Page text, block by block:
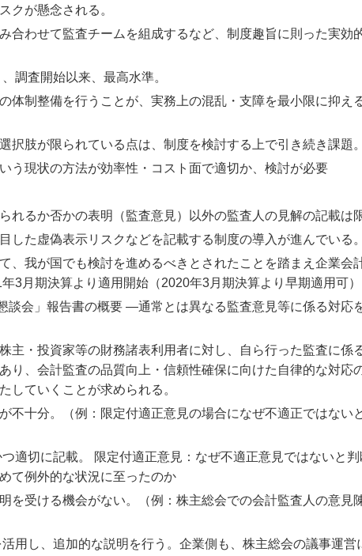
クが懸念される。
合わせて監査チームを組成するなど、制度趣旨に則った実効
調査開始以来、最高水準。
体制整備を行うことが、実務上の混乱・支障を最小限に抑え
択肢が限られている点は、制度を検討する上で引き続き課題
う現状の方法が効率性・コスト面で適切か、検討が必要
れるか否かの表明（監査意見）以外の監査人の見解の記載は
した虚偽表示リスクなどを記載する制度の導入が進んでいる
、我が国でも検討を進めるべきとされたことを踏まえ企業会
3月期決算より適用開始（2020年3月期決算より早期適用可
談会」報告書の概要 ―通常とは異なる監査意見等に係る対応
主・投資家等の財務諸表利用者に対し、自ら行った監査に係
り、会計監査の品質向上・信頼性確保に向けた自律的な対応
していくことが求められる。
不十分。（例：限定付適正意見の場合になぜ不適正ではない
適切に記載。 限定付適正意見：なぜ不適正意見ではないと
て例外的な状況に至ったのか
を受ける機会がない。（例：株主総会での会計監査人の意見
用し、追加的な説明を行う。企業側も、株主総会の議事運営